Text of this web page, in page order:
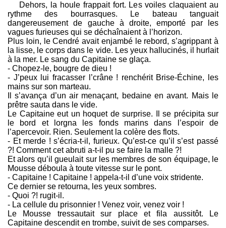
Dehors, la houle frappait fort. Les voiles claquaient au
rythme des bourrasques. Le bateau tanguait
dangereusement de gauche à droite, emporté par les
vagues furieuses qui se déchaînaient à l’horizon.
Plus loin, le Cendré avait enjambé le rebord, s’agrippant à
la lisse, le corps dans le vide. Les yeux hallucinés, il hurlait
à la mer. Le sang du Capitaine se glaça.
- Chopez-le, bougre de dieu !
- J’peux lui fracasser l’crâne ! renchérit Brise-Échine, les
mains sur son marteau.
Il s’avança d’un air menaçant, bedaine en avant. Mais le
prêtre sauta dans le vide.
Le Capitaine eut un hoquet de surprise. Il se précipita sur
le bord et lorgna les fonds marins dans l’espoir de
l’apercevoir. Rien. Seulement la colère des flots.
- Et merde ! s’écria-t-il, furieux. Qu’est-ce qu’il s’est passé
?! Comment cet abruti a-t-il pu se faire la malle ?!
Et alors qu’il gueulait sur les membres de son équipage, le
Mousse déboula à toute vitesse sur le pont.
- Capitaine ! Capitaine ! appela-t-il d’une voix stridente.
Ce dernier se retourna, les yeux sombres.
- Quoi ?! rugit-il.
- La cellule du prisonnier ! Venez voir, venez voir !
Le Mousse tressautait sur place et fila aussitôt. Le
Capitaine descendit en trombe, suivit de ses comparses.